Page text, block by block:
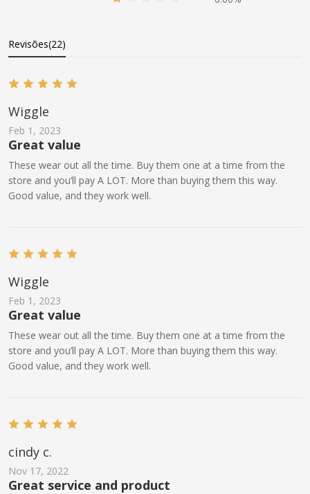
Revisões(22)
Wiggle
Feb 1, 2023
Great value
These wear out all the time. Buy them one at a time from the
store and you’ll pay A LOT. More than buying them this way.
Good value, and they work well.
Wiggle
Feb 1, 2023
Great value
These wear out all the time. Buy them one at a time from the
store and you’ll pay A LOT. More than buying them this way.
Good value, and they work well.
cindy c.
Nov 17, 2022
Great service and product